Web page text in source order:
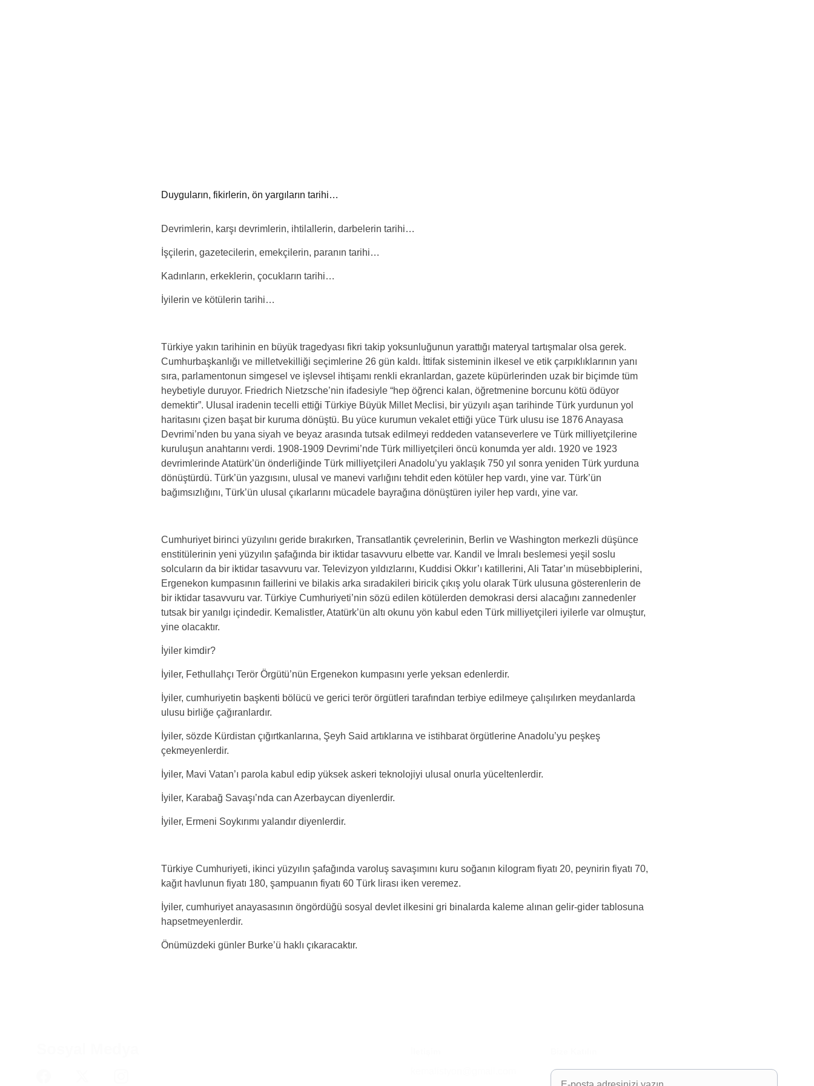
Duyguların, fikirlerin, ön yargıların tarihi…
Devrimlerin, karşı devrimlerin, ihtilallerin, darbelerin tarihi…
İşçilerin, gazetecilerin, emekçilerin, paranın tarihi…
Kadınların, erkeklerin, çocukların tarihi…
İyilerin ve kötülerin tarihi…
Türkiye yakın tarihinin en büyük tragedyası fikri takip yoksunluğunun yarattığı materyal tartışmalar olsa gerek.
Cumhurbaşkanlığı ve milletvekilliği seçimlerine 26 gün kaldı. İttifak sisteminin ilkesel ve etik çarpıklıklarının yanı
sıra, parlamentonun simgesel ve işlevsel ihtişamı renkli ekranlardan, gazete küpürlerinden uzak bir biçimde tüm
heybetiyle duruyor. Friedrich Nietzsche’nin ifadesiyle “hep öğrenci kalan, öğretmenine borcunu kötü ödüyor
demektir”. Ulusal iradenin tecelli ettiği Türkiye Büyük Millet Meclisi, bir yüzyılı aşan tarihinde Türk yurdunun yol
haritasını çizen başat bir kuruma dönüştü. Bu yüce kurumun vekalet ettiği yüce Türk ulusu ise 1876 Anayasa
Devrimi’nden bu yana siyah ve beyaz arasında tutsak edilmeyi reddeden vatanseverlere ve Türk milliyetçilerine
kuruluşun anahtarını verdi. 1908-1909 Devrimi’nde Türk milliyetçileri öncü konumda yer aldı. 1920 ve 1923
devrimlerinde Atatürk’ün önderliğinde Türk milliyetçileri Anadolu’yu yaklaşık 750 yıl sonra yeniden Türk yurduna
dönüştürdü. Türk’ün yazgısını, ulusal ve manevi varlığını tehdit eden kötüler hep vardı, yine var. Türk’ün
bağımsızlığını, Türk’ün ulusal çıkarlarını mücadele bayrağına dönüştüren iyiler hep vardı, yine var.
Cumhuriyet birinci yüzyılını geride bırakırken, Transatlantik çevrelerinin, Berlin ve Washington merkezli düşünce
enstitülerinin yeni yüzyılın şafağında bir iktidar tasavvuru elbette var. Kandil ve İmralı beslemesi yeşil soslu
solcuların da bir iktidar tasavvuru var. Televizyon yıldızlarını, Kuddisi Okkır’ı katillerini, Ali Tatar’ın müsebbiplerini,
Ergenekon kumpasının faillerini ve bilakis arka sıradakileri biricik çıkış yolu olarak Türk ulusuna gösterenlerin de
bir iktidar tasavvuru var. Türkiye Cumhuriyeti’nin sözü edilen kötülerden demokrasi dersi alacağını zannedenler
tutsak bir yanılgı içindedir. Kemalistler, Atatürk’ün altı okunu yön kabul eden Türk milliyetçileri iyilerle var olmuştur,
yine olacaktır.
İyiler kimdir?
İyiler, Fethullahçı Terör Örgütü’nün Ergenekon kumpasını yerle yeksan edenlerdir.
İyiler, cumhuriyetin başkenti bölücü ve gerici terör örgütleri tarafından terbiye edilmeye çalışılırken meydanlarda
ulusu birliğe çağıranlardır.
İyiler, sözde Kürdistan çığırtkanlarına, Şeyh Said artıklarına ve istihbarat örgütlerine Anadolu’yu peşkeş
çekmeyenlerdir.
İyiler, Mavi Vatan’ı parola kabul edip yüksek askeri teknolojiyi ulusal onurla yüceltenlerdir.
İyiler, Karabağ Savaşı’nda can Azerbaycan diyenlerdir.
İyiler, Ermeni Soykırımı yalandır diyenlerdir.
Türkiye Cumhuriyeti, ikinci yüzyılın şafağında varoluş savaşımını kuru soğanın kilogram fiyatı 20, peynirin fiyatı 70,
kağıt havlunun fiyatı 180, şampuanın fiyatı 60 Türk lirası iken veremez.
İyiler, cumhuriyet anayasasının öngördüğü sosyal devlet ilkesini gri binalarda kaleme alınan gelir-gider tablosuna
hapsetmeyenlerdir.
Önümüzdeki günler Burke’ü haklı çıkaracaktır.